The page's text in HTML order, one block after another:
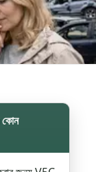
কোন